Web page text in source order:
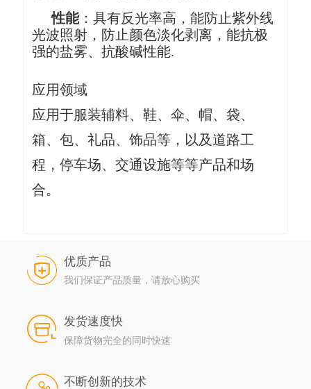
性能：具有反光率高，能防止紫外线
光波照射，防止颜色淡化剥离，能抗极
强的盐雾、抗酸碱性能.
应用领域
应用于服装辅料、鞋、伞、帽、袋、
箱、包、礼品、饰品等，以及道路工
程，停车场、交通设施等等产品和场
合。
优质产品
我们保证产品质量，请放心购买
发货速度快
保障货物完全的同时快速
不断创新的技术